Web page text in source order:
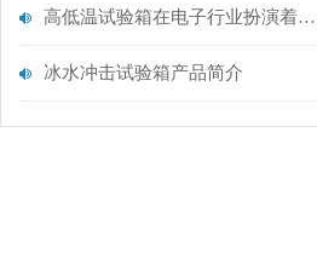
高低温试验箱在电子行业扮演着关键的角色
冰水冲击试验箱产品简介